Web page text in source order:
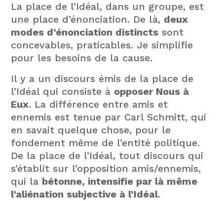
La place de l’Idéal, dans un groupe, est
une place d’énonciation. De là, deux
modes d’énonciation distincts sont
concevables, praticables. Je simplifie
pour les besoins de la cause.
Il y a un discours émis de la place de
l’Idéal qui consiste à opposer Nous à
Eux. La différence entre amis et
ennemis est tenue par Carl Schmitt, qui
en savait quelque chose, pour le
fondement même de l’entité politique.
De la place de l’Idéal, tout discours qui
s’établit sur l’opposition amis/ennemis,
qui la bétonne, intensifie par là même
l’aliénation subjective à l’Idéal.